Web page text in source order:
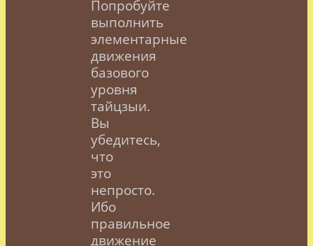
Попробуйте
выполнить
элементарные
движения
базового
уровня
тайцзыи.
Вы
убедитесь,
что
это
непросто.
Ибо
правильное
движение